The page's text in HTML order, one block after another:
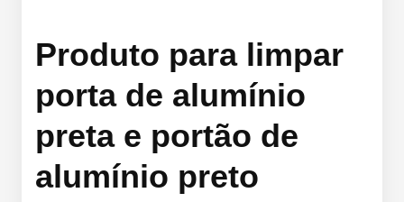
Produto para limpar
porta de alumínio
preta e portão de
alumínio preto